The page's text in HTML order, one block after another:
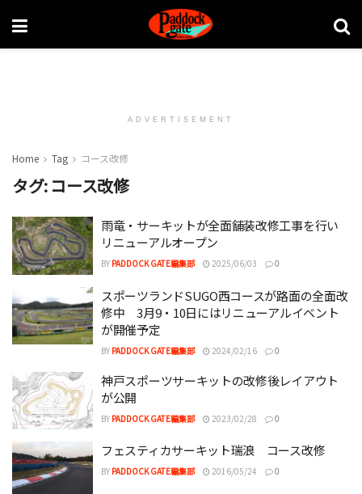
ADVERTISEMENT
Home Tag コース改修
タグ: コース改修
雨竜・サーキットが全面舗装改修工事を行い
リニューアルオープン
BY PADDOCK GATE編集部 2025/06/03 0
スポーツランドSUGO西コースが路面の全面改
修中 3月9・10日にはリニューアルイベント
が開催予定
BY PADDOCK GATE編集部 2024/02/16 0
神戸スポーツサーキットの改修後レイアウト
が公開
BY PADDOCK GATE編集部 2023/02/28 0
フェスティカサーキット瑞浪 コース改修
BY PADDOCK GATE編集部 2016/05/24 0